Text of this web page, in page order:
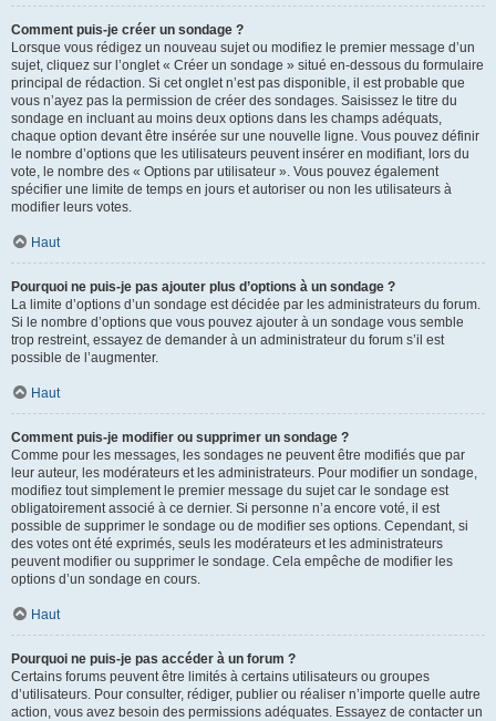
Comment puis-je créer un sondage ?
Lorsque vous rédigez un nouveau sujet ou modifiez le premier message d’un
sujet, cliquez sur l’onglet « Créer un sondage » situé en-dessous du formulaire
principal de rédaction. Si cet onglet n’est pas disponible, il est probable que
vous n’ayez pas la permission de créer des sondages. Saisissez le titre du
sondage en incluant au moins deux options dans les champs adéquats,
chaque option devant être insérée sur une nouvelle ligne. Vous pouvez définir
le nombre d’options que les utilisateurs peuvent insérer en modifiant, lors du
vote, le nombre des « Options par utilisateur ». Vous pouvez également
spécifier une limite de temps en jours et autoriser ou non les utilisateurs à
modifier leurs votes.
Haut
Pourquoi ne puis-je pas ajouter plus d’options à un sondage ?
La limite d’options d’un sondage est décidée par les administrateurs du forum.
Si le nombre d’options que vous pouvez ajouter à un sondage vous semble
trop restreint, essayez de demander à un administrateur du forum s’il est
possible de l’augmenter.
Haut
Comment puis-je modifier ou supprimer un sondage ?
Comme pour les messages, les sondages ne peuvent être modifiés que par
leur auteur, les modérateurs et les administrateurs. Pour modifier un sondage,
modifiez tout simplement le premier message du sujet car le sondage est
obligatoirement associé à ce dernier. Si personne n’a encore voté, il est
possible de supprimer le sondage ou de modifier ses options. Cependant, si
des votes ont été exprimés, seuls les modérateurs et les administrateurs
peuvent modifier ou supprimer le sondage. Cela empêche de modifier les
options d’un sondage en cours.
Haut
Pourquoi ne puis-je pas accéder à un forum ?
Certains forums peuvent être limités à certains utilisateurs ou groupes
d’utilisateurs. Pour consulter, rédiger, publier ou réaliser n’importe quelle autre
action, vous avez besoin des permissions adéquates. Essayez de contacter un